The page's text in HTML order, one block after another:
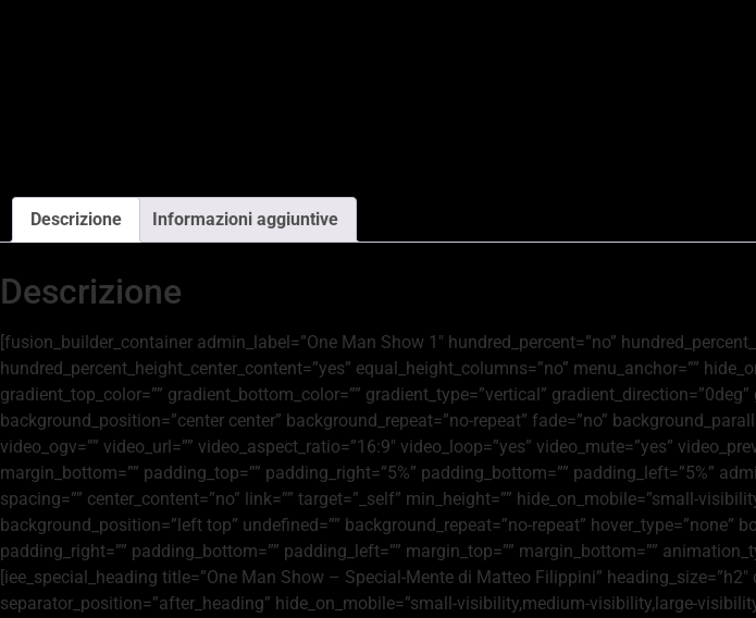
Descrizione Informazioni aggiuntive
Descrizione
[fusion_builder_container admin_label=”One Man Show 1″ hundred_percent=”no”
hundred_percent_height_center_content=”yes” equal_height_columns=”no” menu_anchor=””
gradient_top_color=”” gradient_bottom_color=”” gradient_type=”vertical”
background_position=”center center” background_repeat=”no-repeat” fade=”no”
video_ogv=”” video_url=”” video_aspect_ratio=”16:9″ video_loop=”yes” video_mute=”yes”
margin_bottom=”” padding_top=”” padding_right=”5%” padding_bottom=”” padding_left=”5%”
spacing=”” center_content=”no” link=”” target=”_self” min_height=”” hide_on_mobile=”small-
background_position=”left top” undefined=”” background_repeat=”no-repeat” hover_type=”none”
padding_right=”” padding_bottom=”” padding_left=”” margin_top=”” margin_bottom=””
[iee_special_heading title=”One Man Show – Special-Mente di Matteo Filippini”
separator_position=”after_heading” hide_on_mobile=”small-visibility,medium-visibility,large-